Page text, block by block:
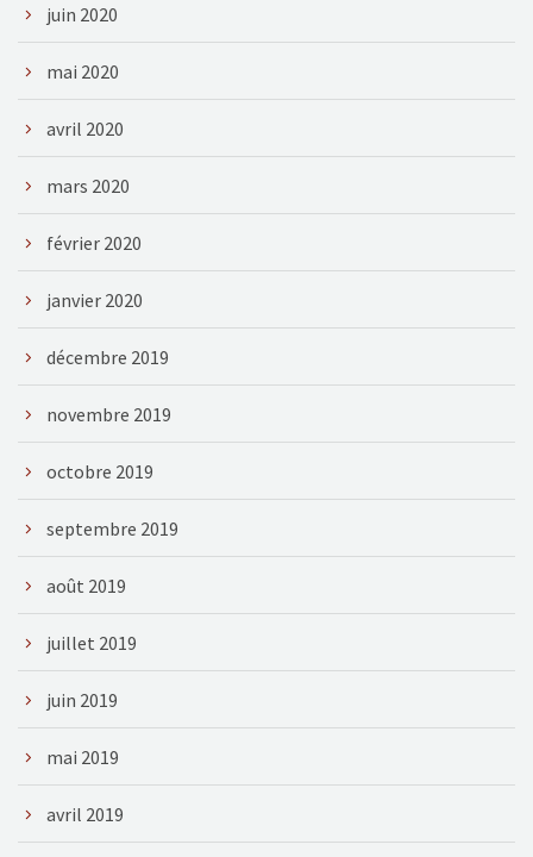
juin 2020
mai 2020
avril 2020
mars 2020
février 2020
janvier 2020
décembre 2019
novembre 2019
octobre 2019
septembre 2019
août 2019
juillet 2019
juin 2019
mai 2019
avril 2019